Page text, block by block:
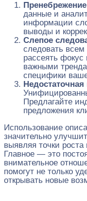
данные и
информации
выводы и
Слепое
следовать
рассеять фокус
важными
специфики
Предлагайте
предложения
Использование
значительно
выявляя точки
Главное — это
внимательное
помогут не только
открывать новые